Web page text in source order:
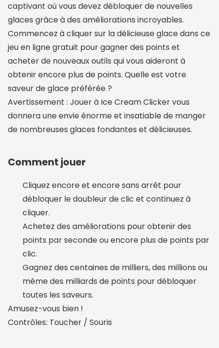
captivant où vous devez débloquer de nouvelles
glaces grâce à des améliorations incroyables.
Commencez à cliquer sur la délicieuse glace dans ce
jeu en ligne gratuit pour gagner des points et
acheter de nouveaux outils qui vous aideront à
obtenir encore plus de points. Quelle est votre
saveur de glace préférée ?
Avertissement : Jouer à Ice Cream Clicker vous
donnera une envie énorme et insatiable de manger
de nombreuses glaces fondantes et délicieuses.
Comment jouer
Cliquez encore et encore sans arrêt pour
débloquer le doubleur de clic et continuez à
cliquer.
Achetez des améliorations pour obtenir des
points par seconde ou encore plus de points par
clic.
Gagnez des centaines de milliers, des millions ou
même des milliards de points pour débloquer
toutes les saveurs.
Amusez-vous bien !
Contrôles: Toucher / Souris